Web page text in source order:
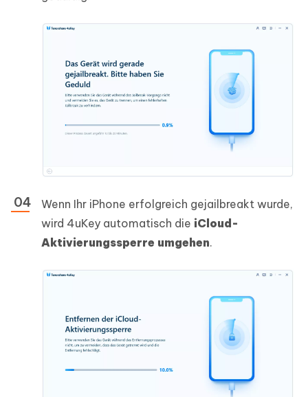
Wenn Ihr iPhone erfolgreich gejailbreakt wurde,
wird 4uKey automatisch die iCloud-
Aktivierungssperre umgehen.